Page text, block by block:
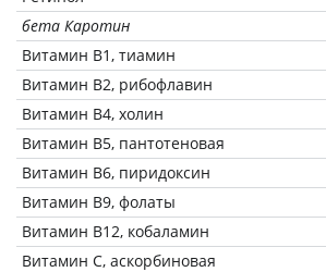
бета Каротин
Витамин В1, тиамин
Витамин В2, рибофлавин
Витамин В4, холин
Витамин В5, пантотеновая
Витамин В6, пиридоксин
Витамин В9, фолаты
Витамин В12, кобаламин
Витамин C, аскорбиновая